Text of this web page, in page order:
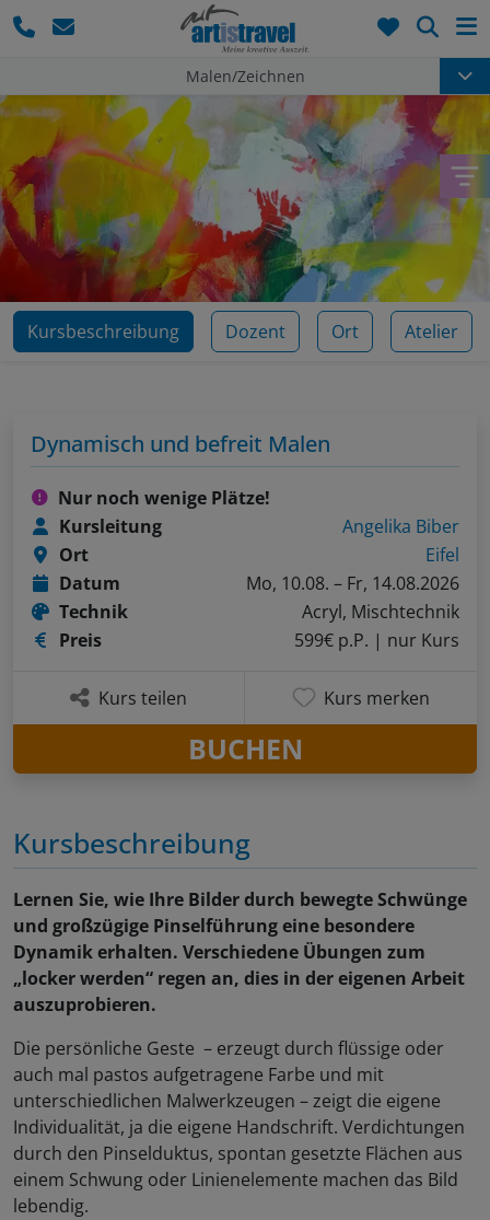
Malen/Zeichnen
Kursbeschreibung Dozent Ort Atelier
Kursbeschreibung
Lernen Sie, wie Ihre Bilder durch bewegte Schwünge
und großzügige Pinselführung eine besondere
Dynamik erhalten. Verschiedene Übungen zum
„locker werden“ regen an, dies in der eigenen Arbeit
auszuprobieren.
Die persönliche Geste – erzeugt durch flüssige oder
auch mal pastos aufgetragene Farbe und mit
unterschiedlichen Malwerkzeugen – zeigt die eigene
Individualität, ja die eigene Handschrift. Verdichtungen
durch den Pinselduktus, spontan gesetzte Flächen aus
einem Schwung oder Linienelemente machen das Bild
lebendig.
Dynamisch und befreit Malen
Nur noch wenige Plätze!
Kursleitung
Angelika Biber
Ort
Eifel
Datum
Mo, 10.08. – Fr, 14.08.2026
Technik
Acryl, Mischtechnik
Preis
599€ p.P. | nur Kurs
Kurs teilen Kurs merken
BUCHEN